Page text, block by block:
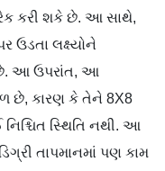
કરી શકે છે. આ સાથે,
ઉડતા લક્ષ્યોને
આ ઉપરાંત, આ
છે, કારણ કે તેને 8X8
સ્થિતિ નથી. આ
તાપમાનમાં પણ કામ